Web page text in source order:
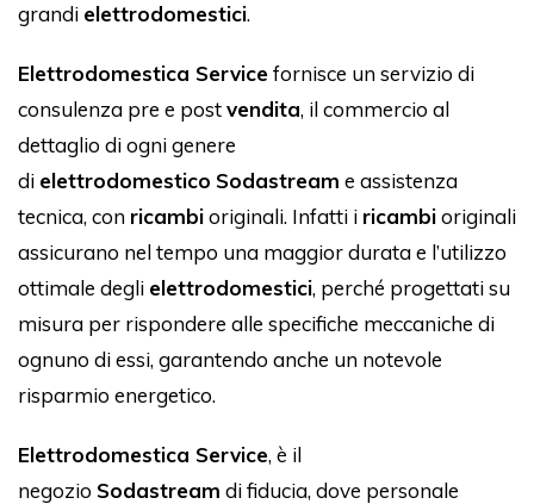
grandi elettrodomestici.
Elettrodomestica Servicefornisce un servizio di
consulenza pre e postvendita, il commercio al
dettaglio di ogni genere
di elettrodomestico Sodastream e assistenza
tecnica, con ricambioriginali. Infatti i ricambioriginali
assicurano nel tempo una maggior durata e l’utilizzo
ottimale degli elettrodomestici, perché progettati su
misura per rispondere alle specifiche meccaniche di
ognuno di essi, garantendo anche un notevole
risparmio energetico.
Elettrodomestica Service, è il
negozio Sodastream di fiducia, dove personale